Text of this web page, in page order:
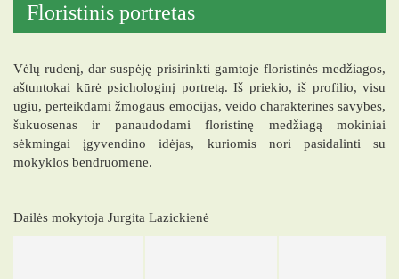
Floristinis portretas
Vėlų rudenį, dar suspėję prisirinkti gamtoje floristinės medžiagos,
aštuntokai kūrė psichologinį portretą. Iš priekio, iš profilio, visu
ūgiu, perteikdami žmogaus emocijas, veido charakterines savybes,
šukuosenas ir panaudodami floristinę medžiagą mokiniai
sėkmingai įgyvendino idėjas, kuriomis nori pasidalinti su
mokyklos bendruomene.
Dailės mokytoja Jurgita Lazickienė